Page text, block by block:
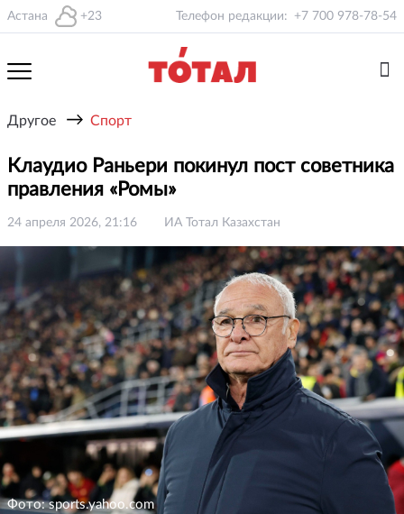
Астана +23 Телефон редакции: +7 700 978-78-54
Другое → Спорт
Клаудио Раньери покинул пост советника
правления «Ромы»
24 апреля 2026, 21:16 ИА Тотал Казахстан
Фото: sports.yahoo.com